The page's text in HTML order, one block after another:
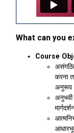
What can you
Course
करना
अनुरूप
अनुभवी